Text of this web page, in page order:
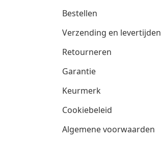
Bestellen
Verzending en levertijden
Retourneren
Garantie
Keurmerk
Cookiebeleid
Algemene voorwaarden